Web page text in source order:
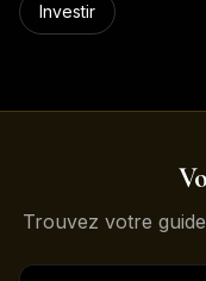
Investir
Trouvez votre